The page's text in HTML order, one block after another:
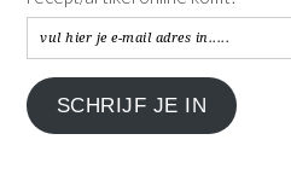
vul
hier
je
e-
SCHRIJF JE IN